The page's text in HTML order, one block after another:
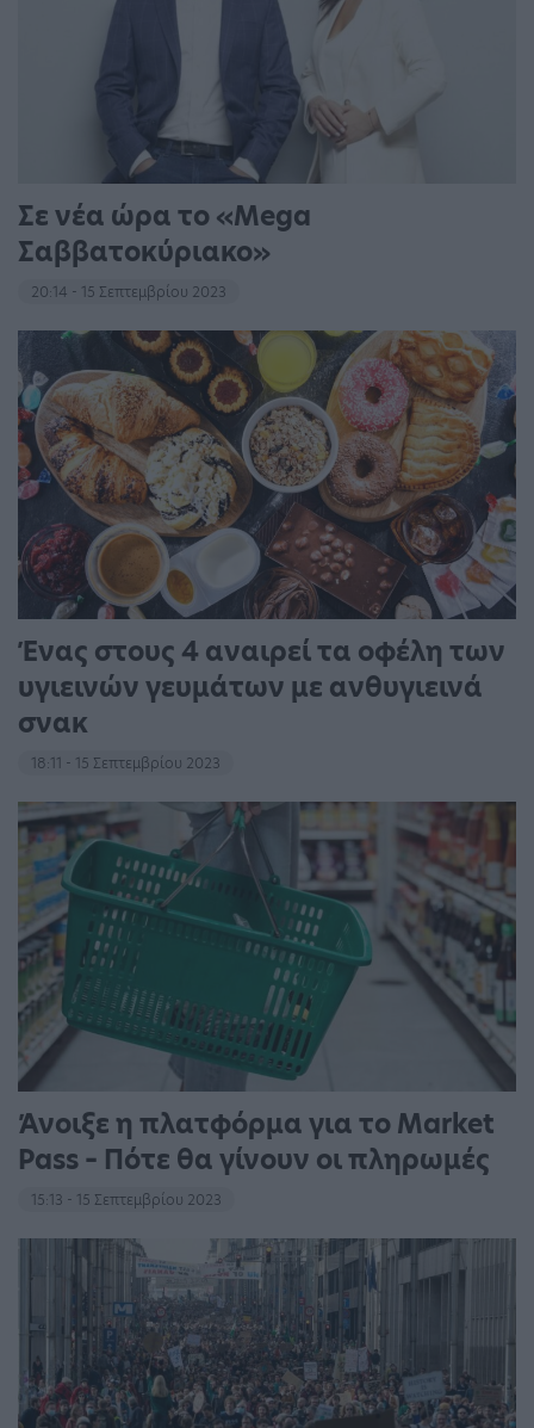
Σε νέα ώρα το «Mega
Σαββατοκύριακο»
20:14 - 15 Σεπτεμβρίου 2023
Ένας στους 4 αναιρεί τα οφέλη των
υγιεινών γευμάτων με ανθυγιεινά
σνακ
18:11 - 15 Σεπτεμβρίου 2023
Άνοιξε η πλατφόρμα για το Market
Pass – Πότε θα γίνουν οι πληρωμές
15:13 - 15 Σεπτεμβρίου 2023